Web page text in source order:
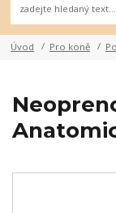
Úvod Pro koně